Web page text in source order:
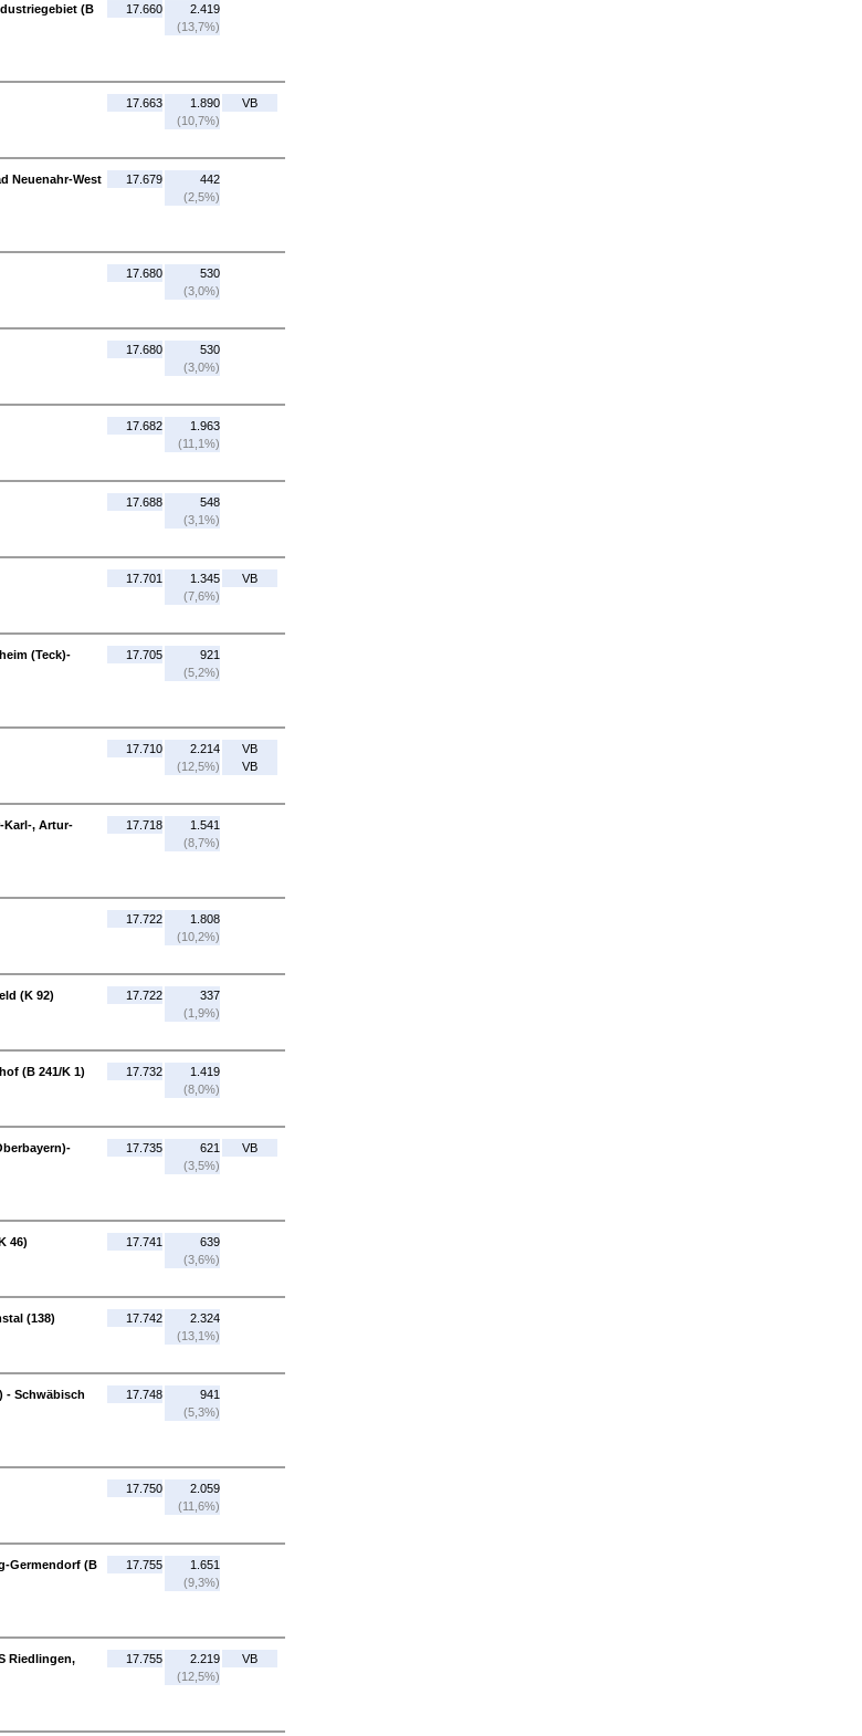
(B
17.660
2.419
(13,7%)
17.663
1.890
(10,7%)
VB
Neuenahr-West
17.679
442
(2,5%)
17.680
530
(3,0%)
17.680
530
(3,0%)
17.682
1.963
(11,1%)
17.688
548
(3,1%)
17.701
1.345
(7,6%)
VB
(Teck)-
17.705
921
(5,2%)
17.710
2.214
(12,5%)
VB
VB
Karl-, Artur-
17.718
1.541
(8,7%)
17.722
1.808
(10,2%)
(K 92)
17.722
337
(1,9%)
(B 241/K 1)
17.732
1.419
(8,0%)
17.735
621
(3,5%)
VB
46)
17.741
639
(3,6%)
(138)
17.742
2.324
(13,1%)
- Schwäbisch
17.748
941
(5,3%)
17.750
2.059
(11,6%)
Germendorf (B
17.755
1.651
(9,3%)
Riedlingen,
17.755
2.219
(12,5%)
VB